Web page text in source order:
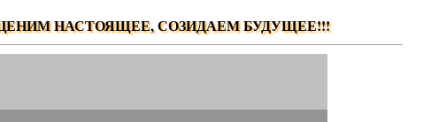
НАСТОЯЩЕЕ, СОЗИДАЕМ БУДУЩЕЕ!!!